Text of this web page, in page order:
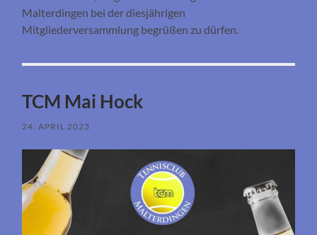
Malterdingen bei der diesjährigen
Mitgliederversammlung begrüßen zu dürfen.
TCM Mai Hock
24. APRIL 2023